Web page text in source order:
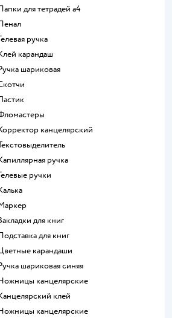
Папки для тетрадей а4
Пенал
Гелевая ручка
Клей карандаш
Ручка шариковая
Скотчи
Ластик
Фломастеры
Корректор канцелярский
Текстовыделитель
Капиллярная ручка
Гелевые ручки
Калька
Маркер
Закладки для книг
Подставка для книг
Цветные карандаши
Ручка шариковая синяя
Ножницы канцелярские
Канцелярский клей
Ножницы канцелярские